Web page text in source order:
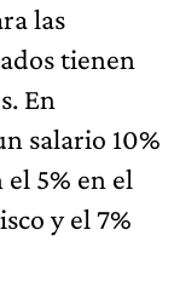
las
tienen
En
salario 10%
5% en el
y el 7%